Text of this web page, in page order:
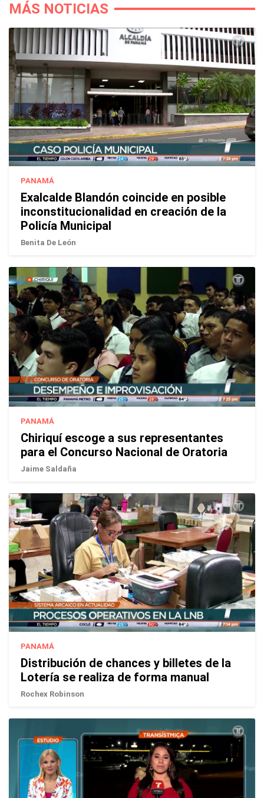
MÁS NOTICIAS
PANAMÁ
Exalcalde Blandón coincide en posible
inconstitucionalidad en creación de la
Policía Municipal
Benita De León
PANAMÁ
Chiriquí escoge a sus representantes
para el Concurso Nacional de Oratoria
Jaime Saldaña
PANAMÁ
Distribución de chances y billetes de la
Lotería se realiza de forma manual
Rochex Robinson